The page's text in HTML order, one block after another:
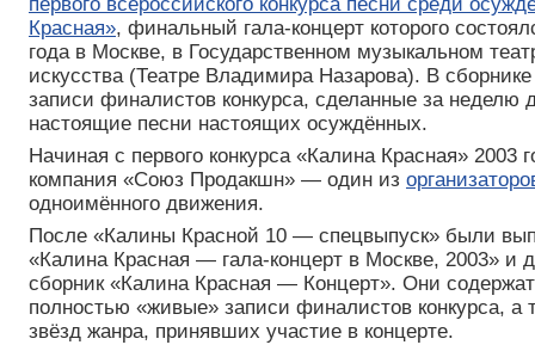
Красная», финальный гала-концерт которого
года в Москве, в Государственном музыкальном
искусства (Театре Владимира Назарова). В
записи финалистов конкурса, сделанные за неделю
настоящие песни настоящих осуждённых.
Начиная с первого конкурса «Калина Красная» 2003
компания «Союз Продакшн» — один из
одноимённого движения.
После «Калины Красной 10 — спецвыпуск» были
«Калина Красная — гала-концерт в Москве, 2003» и
сборник «Калина Красная — Концерт». Они
полностью «живые» записи финалистов конкурса, а
звёзд жанра, принявших участие в концерте.